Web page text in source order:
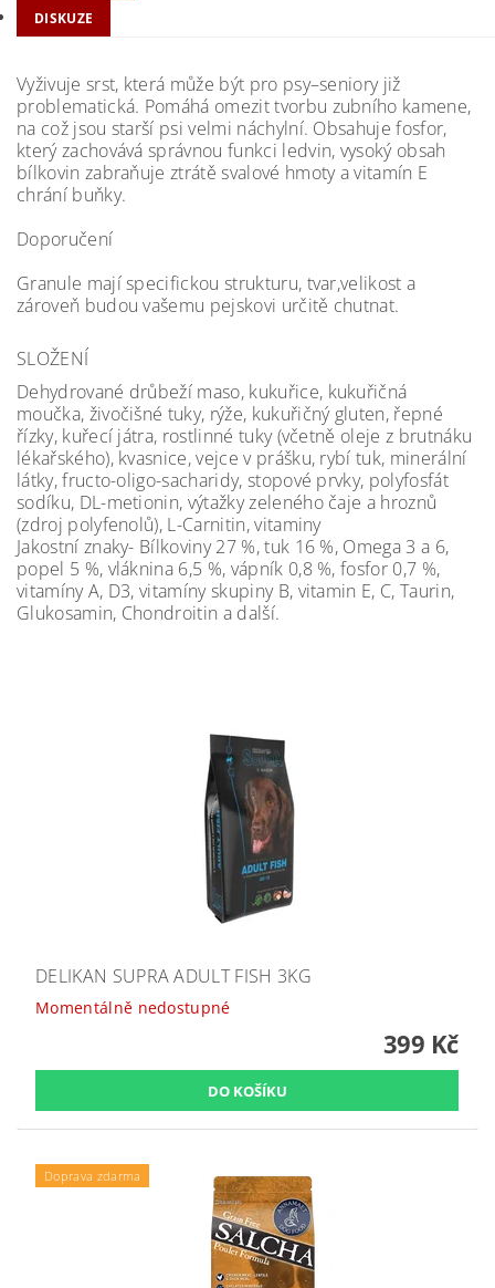
DISKUZE
Vyživuje srst, která může být pro psy–seniory již
problematická. Pomáhá omezit tvorbu zubního kamene,
na což jsou starší psi velmi náchylní. Obsahuje fosfor,
který zachovává správnou funkci ledvin, vysoký obsah
bílkovin zabraňuje ztrátě svalové hmoty a vitamín E
chrání buňky.
Doporučení
Granule mají specifickou strukturu, tvar,velikost a
zároveň budou vašemu pejskovi určitě chutnat.
SLOŽENÍ
Dehydrované drůbeží maso, kukuřice, kukuřičná
moučka, živočišné tuky, rýže, kukuřičný gluten, řepné
řízky, kuřecí játra, rostlinné tuky (včetně oleje z brutnáku
lékařského), kvasnice, vejce v prášku, rybí tuk, minerální
látky, fructo-oligo-sacharidy, stopové prvky, polyfosfát
sodíku, DL-metionin, výtažky zeleného čaje a hroznů
(zdroj polyfenolů), L-Carnitin, vitaminy
Jakostní znaky- Bílkoviny 27 %, tuk 16 %, Omega 3 a 6,
popel 5 %, vláknina 6,5 %, vápník 0,8 %, fosfor 0,7 %,
vitamíny A, D3, vitamíny skupiny B, vitamin E, C, Taurin,
Glukosamin, Chondroitin a další.
DELIKAN SUPRA ADULT FISH 3KG
Momentálně nedostupné
399 Kč
Doprava zdarma